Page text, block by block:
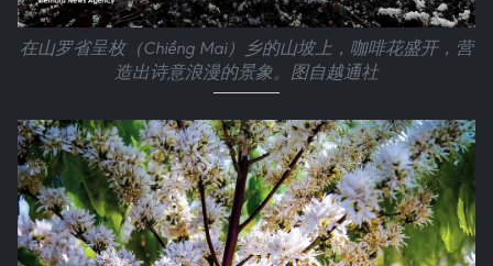
在山罗省呈枚（Chiềng Mai）乡的山坡上，咖啡花盛开，营
造出诗意浪漫的景象。图自越通社